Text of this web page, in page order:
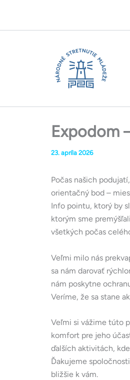
obsah
Expodom
23. apríla 2026
Počas našich
orientačný bod –
Info pointu, ktorý by
ktorým sme
všetkých počas
Veľmi milo nás
sa nám darovať
nám poskytne
Veríme, že sa stane
Veľmi si vážime túto
komfort pre jeho
ďalších aktivitách,
Ďakujeme spoločnosti
bližšie k vám.